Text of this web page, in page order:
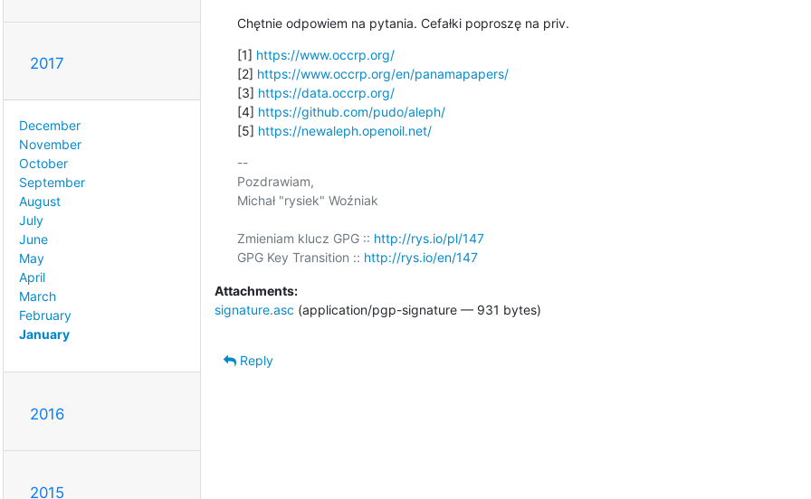
2017
December
November
October
September
August
July
June
May
April
March
February
January
2016
2015
Chętnie odpowiem na pytania. Cefałki poproszę na priv.
[1] https://www.occrp.org/
[2] https://www.occrp.org/en/panamapapers/
[3] https://data.occrp.org/
[4] https://github.com/pudo/aleph/
[5] https://newaleph.openoil.net/
--
Pozdrawiam,
Michał "rysiek" Woźniak
Zmieniam klucz GPG :: http://rys.io/pl/147
GPG Key Transition :: http://rys.io/en/147
Attachments:
signature.asc (application/pgp-signature — 931 bytes)
Reply